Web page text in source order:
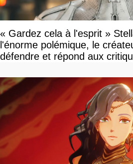
« Gardez cela à l'esprit »
l'énorme polémique, le
défendre et répond aux